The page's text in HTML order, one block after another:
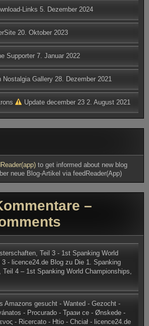
Links 5. Dezember 2024
20. Oktober 2023
Supporter 7. Januar 2022
Nostalgia Gallery 28. Dezember 2021
Update december 23 2. August 2021
to get informed about new blog
neue Blog-Artikel via feedReader(App)
–
Teil 3 - 1st Spanking World
- licence24.de Blog zu Die 1. Spanking
4 – 1st Spanking World Championships,
Amazons gesucht - Wanted - Gezocht -
- Procurado - Трази се - Ønskede -
- Ricercato - Htio - Chciał - licence24.de